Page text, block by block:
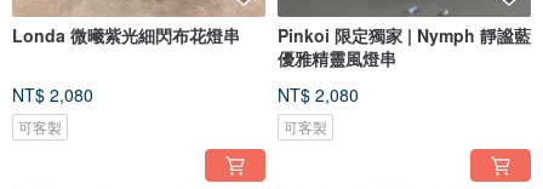
Londa 微曦紫光細閃布花燈串
NT$ 2,080
可客製
Pinkoi 限定獨家 | Nymph 靜謐藍
優雅精靈風燈串
NT$ 2,080
可客製